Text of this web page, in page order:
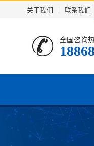
关于我们 联系我们
全国咨询热